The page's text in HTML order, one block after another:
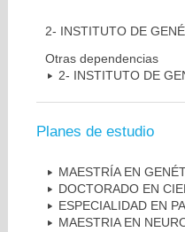
2- INSTITUTO DE
Otras dependencias
2- INSTITUTO DE
Planes de estudio
MAESTRÍA EN
DOCTORADO EN
ESPECIALIDAD EN
MAESTRIA EN